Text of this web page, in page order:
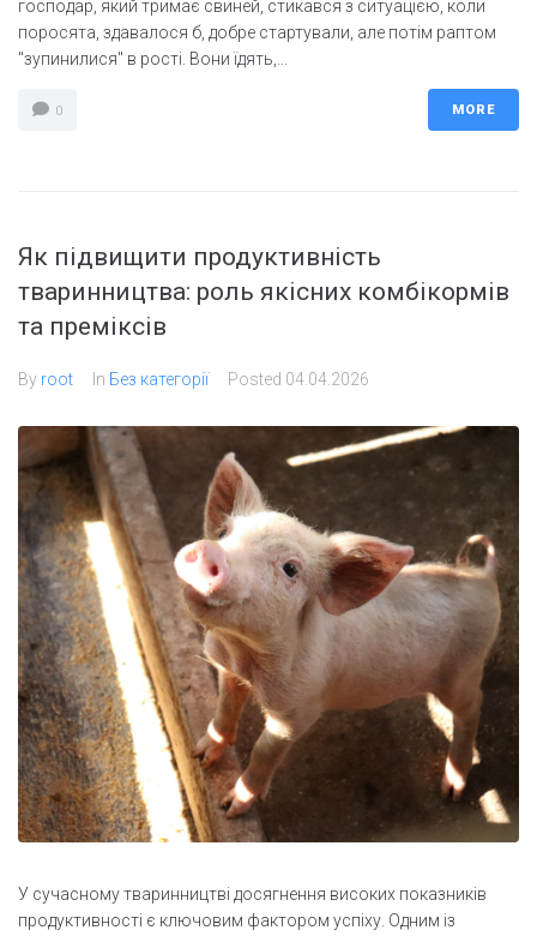
господар, який тримає свиней, стикався з ситуацією, коли
поросята, здавалося б, добре стартували, але потім раптом
"зупинилися" в рості. Вони їдять,...
0 MORE
Як підвищити продуктивність
тваринництва: роль якісних комбікормів
та преміксів
By root In Без категорії Posted 04.04.2026
У сучасному тваринництві досягнення високих показників
продуктивності є ключовим фактором успіху. Одним із